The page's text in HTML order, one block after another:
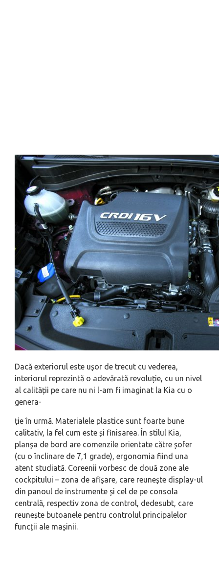
Dacă exteriorul este ușor de trecut cu vederea,
interiorul reprezintă o adevărată revoluție, cu un nivel
al calității pe care nu ni l-am fi imaginat la Kia cu o
genera-
ție în urmă. Materialele plastice sunt foarte bune
calitativ, la fel cum este și finisarea. În stilul Kia,
planșa de bord are comenzile orientate către șofer
(cu o înclinare de 7,1 grade), ergonomia fiind una
atent studiată. Coreenii vorbesc de două zone ale
cockpitului – zona de afișare, care reunește display-ul
din panoul de instrumente și cel de pe consola
centrală, respectiv zona de control, dedesubt, care
reunește butoanele pentru controlul principalelor
funcții ale mașinii.